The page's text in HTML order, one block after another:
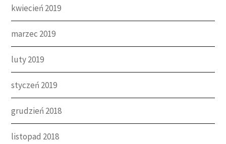
kwiecień 2019
marzec 2019
luty 2019
styczeń 2019
grudzień 2018
listopad 2018